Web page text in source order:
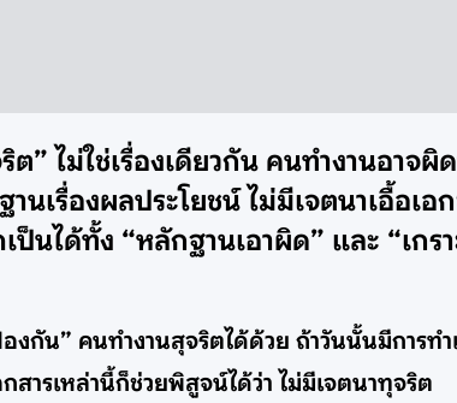
” ไม่ใช่เรื่องเดียวกัน คนทำงานอาจผิ
เรื่องผลประโยชน์ ไม่มีเจตนาเอื้อเอ
ป็นได้ทั้ง “หลักฐานเอาผิด” และ “เกร
กัน” คนทำงานสุจริตได้ด้วย ถ้าวันนั้นมีการทำ
ารเหล่านี้ก็ช่วยพิสูจน์ได้ว่า ไม่มีเจตนาทุจริต